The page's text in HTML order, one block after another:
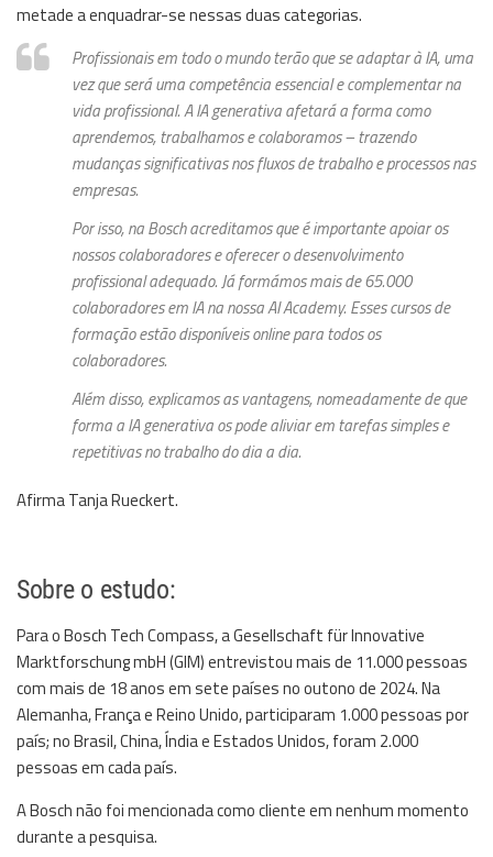
metade a enquadrar-se nessas duas categorias.
Profissionais em todo o mundo terão que se adaptar à IA, uma
vez que será uma competência essencial e complementar na
vida profissional. A IA generativa afetará a forma como
aprendemos, trabalhamos e colaboramos – trazendo
mudanças significativas nos fluxos de trabalho e processos nas
empresas.
Por isso, na Bosch acreditamos que é importante apoiar os
nossos colaboradores e oferecer o desenvolvimento
profissional adequado. Já formámos mais de 65.000
colaboradores em IA na nossa AI Academy. Esses cursos de
formação estão disponíveis online para todos os
colaboradores.
Além disso, explicamos as vantagens, nomeadamente de que
forma a IA generativa os pode aliviar em tarefas simples e
repetitivas no trabalho do dia a dia.
Afirma Tanja Rueckert.
Sobre o estudo:
Para o Bosch Tech Compass, a Gesellschaft für Innovative
Marktforschung mbH (GIM) entrevistou mais de 11.000 pessoas
com mais de 18 anos em sete países no outono de 2024. Na
Alemanha, França e Reino Unido, participaram 1.000 pessoas por
país; no Brasil, China, Índia e Estados Unidos, foram 2.000
pessoas em cada país.
A Bosch não foi mencionada como cliente em nenhum momento
durante a pesquisa.